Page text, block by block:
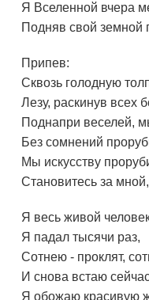
Я Вселенной вчера
Подняв свой земной
Припев:
Сквозь голодную
Лезу, раскинув всех
Поднапри веселей,
Без сомнений
Мы искусству
Становитесь за
Я весь живой
Я падал тысячи раз,
Сотнею - проклят,
И снова встаю
Я обожаю красивую